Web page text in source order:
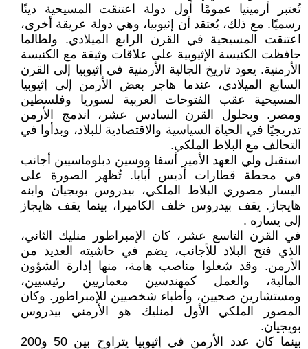
تُعتبر أرمينيا عمومًا أول دولة اعتنقت المسيحية دينًا
رسميًا. مع ذلك، يُعتقد أن إثيوبيا، وهي دولة عريقة أخرى،
اعتنقت المسيحية في القرن الرابع الميلادي. ولطالما
حافظت الكنيسة الإثيوبية على علاقات وثيقة مع الكنيسة
الأرمنية. يعود تاريخ الجالية الأرمنية في إثيوبيا إلى القرن
السابع الميلادي، عندما هاجر بعض الأرمن إلى إثيوبيا
المسيحية عقب الفتوحات العربية لسوريا وفلسطين
ومصر. وبحلول القرن السادس عشر، اندمج الأرمن
تدريجيًا في الحياة السياسية والاقتصادية للبلاد، وبدأوا في
التحالف مع البلاط الملكي.
استقبل ولي العهد الأمير أسفا ووسين دبلوماسيين أجانب
في محطة قطارات أديس أبابا. تُظهر الصورة على
اليسار مصوري البلاط الملكي، بيدروس بويجيان وابنه
هايجاز. يقف بيدروس خلف الكاميرا، بينما يقف هايجاز
إلى يساره .
في القرن التاسع عشر، كان الإمبراطور منليك الثاني،
الذي فتح البلاد للأجانب، يضم في حاشيته العديد من
الأرمن. وقد شغلوا مناصب هامة، منها إدارة الشؤون
المالية، والعمل كمهندسين معماريين رئيسيين،
ومستشارين صحيين، وأطباء شخصيين للإمبراطور. وكان
المصور الملكي الأول لمنليك هو الأرمني بيدروس
بويجيان.
بينما كان عدد الأرمن في إثيوبيا يتراوح بين 50 و200